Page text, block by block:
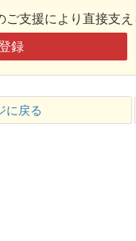
ご支援により直接支
録
に戻る